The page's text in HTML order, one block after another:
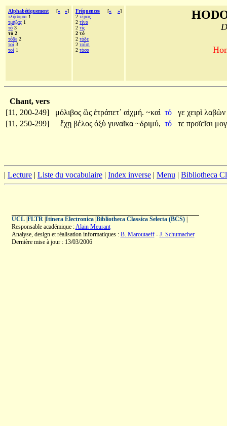
Alphabétiquement [« »]
τλήσομαι 1
τμήξας 1
τὸ 3
τό 2
τόδε 2
τοὶ 3
τοί 1
Fréquences [« »]
2 τέρας
2 τίνα
2 τίς
2 τό
2 τόδε
2 τοῖσι
2 τόσα
Chant, vers
[11, 200-249]
μόλιβος ὣς ἐτράπετ᾽ αἰχμή. ~καὶ τό γε χειρὶ λαβὼν
[11, 250-299]
ἔχῃ βέλος ὀξὺ γυναῖκα ~δριμύ, τό τε προϊεῖσι
| Lecture | Liste du vocabulaire | Index inverse | Menu | Bibliotheca
UCL| FLTR| Itinera Electronica| Bibliotheca Classica Selecta (BCS)|
Responsable académique :Alain Meurant
Analyse, design et réalisation informatiques : B. Maroutaeff- J. Schumacher
Dernière mise à jour : 13/03/2006